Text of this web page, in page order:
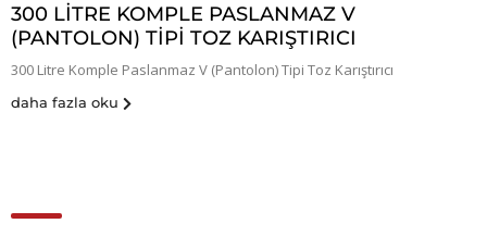
300 LITRE KOMPLE PASLANMAZ V
(PANTOLON) TIPI TOZ KARIŞTIRICI
300 Litre Komple Paslanmaz V (Pantolon) Tipi Toz Karıştırıcı
daha fazla oku